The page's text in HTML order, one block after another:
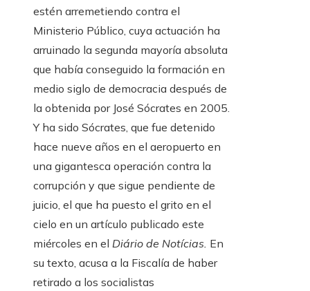
estén arremetiendo contra el
Ministerio Público, cuya actuación ha
arruinado la segunda mayoría absoluta
que había conseguido la formación en
medio siglo de democracia después de
la obtenida por José Sócrates en 2005.
Y ha sido Sócrates, que fue detenido
hace nueve años en el aeropuerto en
una gigantesca operación contra la
corrupción y que sigue pendiente de
juicio, el que ha puesto el grito en el
cielo en un artículo publicado este
miércoles en el Diário de Notícias. En
su texto, acusa a la Fiscalía de haber
retirado a los socialistas